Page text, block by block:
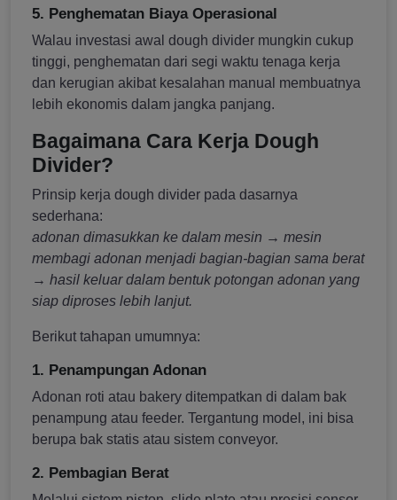
5. Penghematan Biaya Operasional
Walau investasi awal dough divider mungkin cukup
tinggi, penghematan dari segi waktu tenaga kerja
dan kerugian akibat kesalahan manual membuatnya
lebih ekonomis dalam jangka panjang.
Bagaimana Cara Kerja Dough
Divider?
Prinsip kerja dough divider pada dasarnya
sederhana:
adonan dimasukkan ke dalam mesin → mesin
membagi adonan menjadi bagian-bagian sama berat
→ hasil keluar dalam bentuk potongan adonan yang
siap diproses lebih lanjut.
Berikut tahapan umumnya:
1. Penampungan Adonan
Adonan roti atau bakery ditempatkan di dalam bak
penampung atau feeder. Tergantung model, ini bisa
berupa bak statis atau sistem conveyor.
2. Pembagian Berat